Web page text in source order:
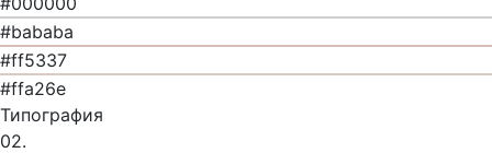
#bababa
#ff5337
#ffa26e
Типография
02.